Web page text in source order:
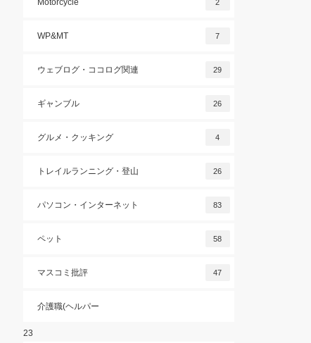
Motorcycle 2
WP&MT 7
ウェブログ・ココログ関連 29
ギャンブル 26
グルメ・クッキング 4
トレイルランニング・登山 26
パソコン・インターネット 83
ペット 58
マスコミ批評 47
介護職(ヘルパー
23